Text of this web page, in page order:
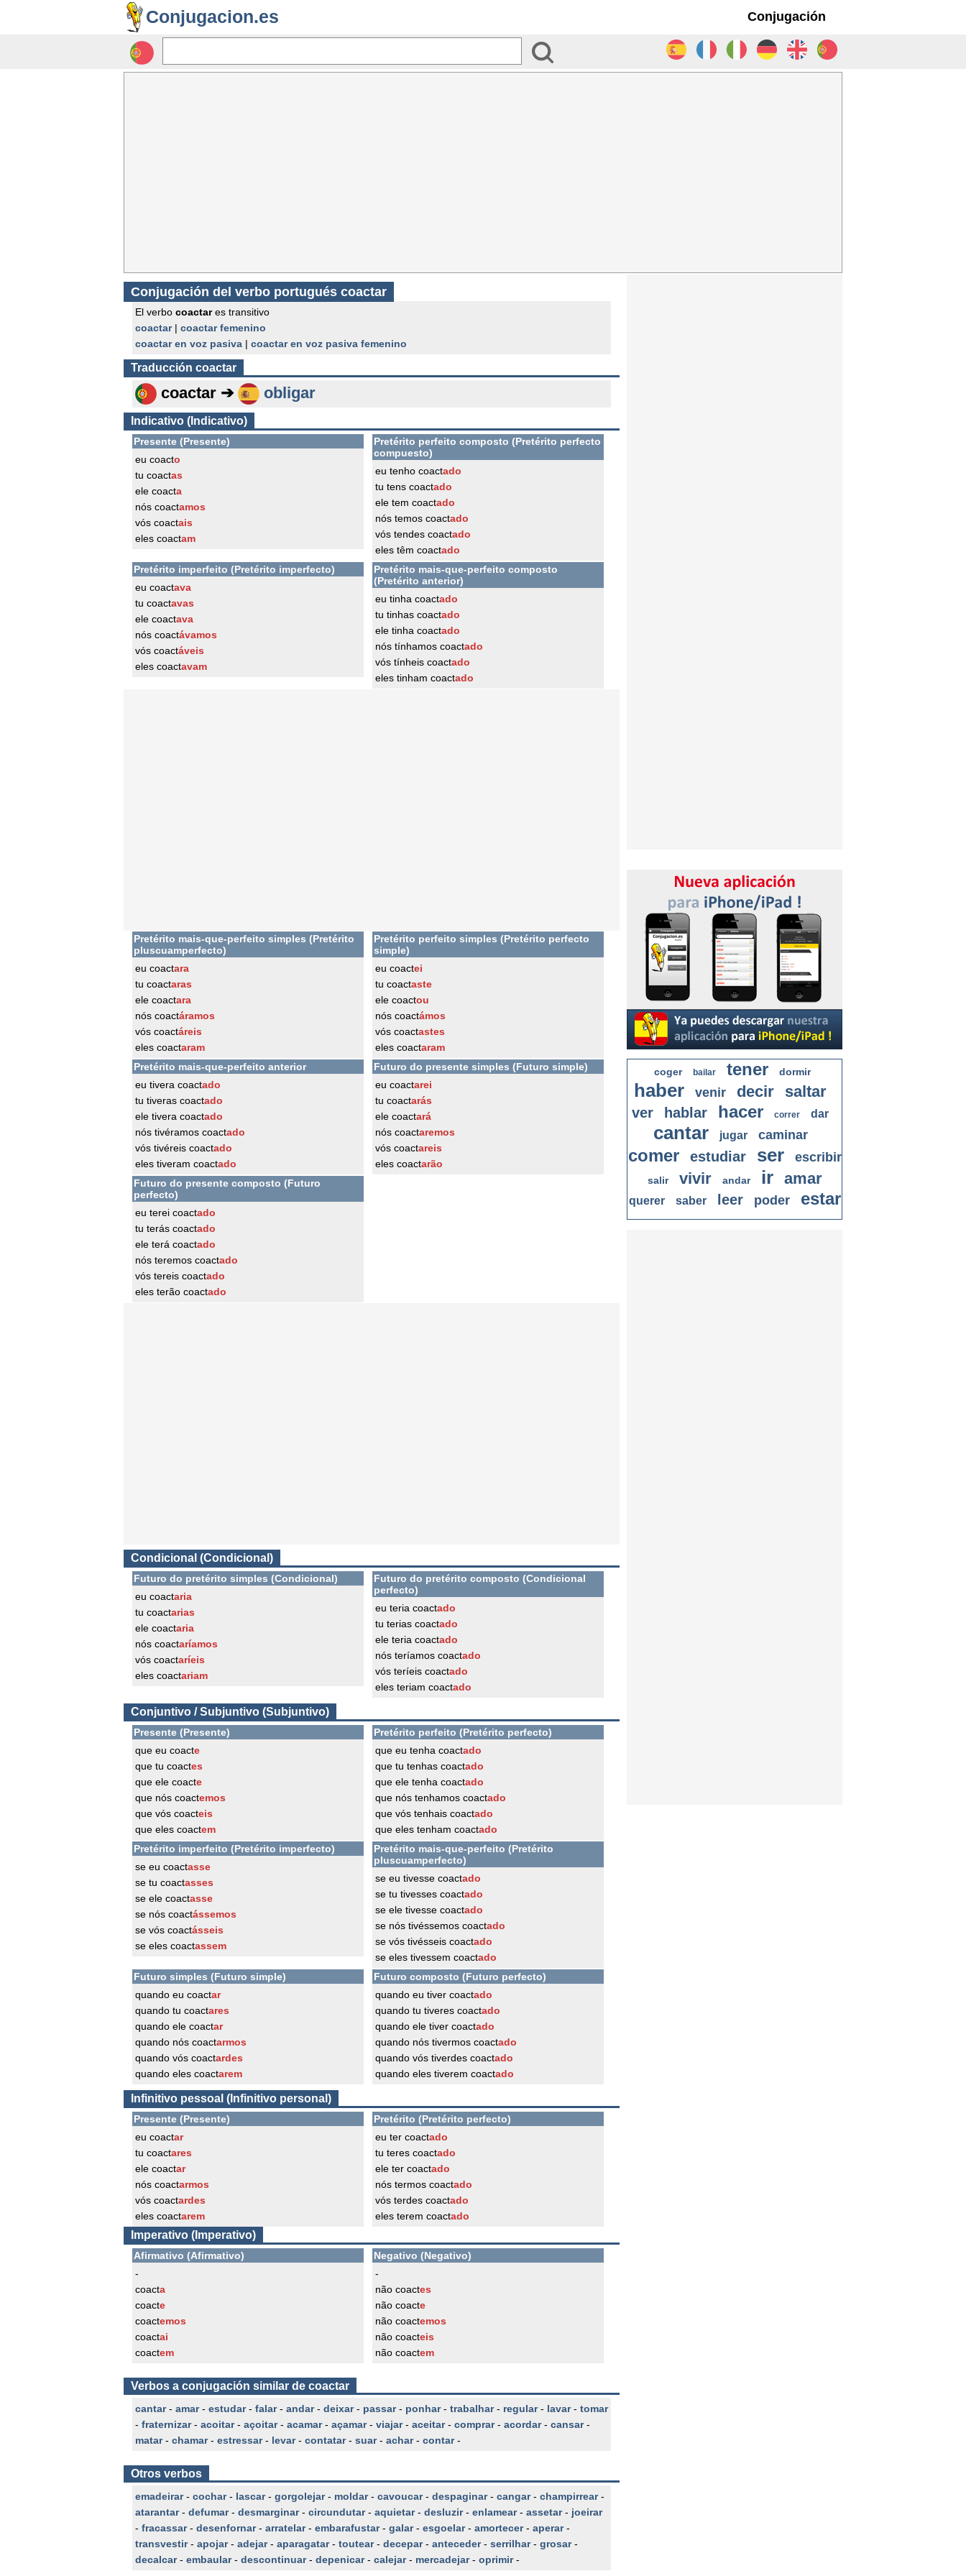
Conjugacion.es Conjugación
Conjugación del verbo portugués coactar
El verbo coactares transitivo
coactar| coactar femenino
coactar en voz pasiva | coactar en voz pasiva femenino
Traducción coactar
coactar ➔ obligar
Indicativo (Indicativo)
Presente (Presente)
eu coacto
tu coactas
ele coacta
nós coactamos
vós coactais
eles coactam
Pretérito perfeito composto (Pretérito perfecto
compuesto)
eu tenho coactado
tu tens coactado
ele tem coactado
nós temos coactado
vós tendes coactado
eles têm coactado
Pretérito imperfeito (Pretérito imperfecto)
eu coactava
tu coactavas
ele coactava
nós coactávamos
vós coactáveis
eles coactavam
Pretérito mais-que-perfeito composto
(Pretérito anterior)
eu tinha coactado
tu tinhas coactado
ele tinha coactado
nós tínhamos coactado
vós tínheis coactado
eles tinham coactado
Pretérito mais-que-perfeito simples (Pretérito
pluscuamperfecto)
eu coactara
tu coactaras
ele coactara
nós coactáramos
vós coactáreis
eles coactaram
Pretérito perfeito simples (Pretérito perfecto
simple)
eu coactei
tu coactaste
ele coactou
nós coactámos
vós coactastes
eles coactaram
Pretérito mais-que-perfeito anterior
eu tivera coactado
tu tiveras coactado
ele tivera coactado
nós tivéramos coactado
vós tivéreis coactado
eles tiveram coactado
Futuro do presente simples (Futuro simple)
eu coactarei
tu coactarás
ele coactará
nós coactaremos
vós coactareis
eles coactarão
Futuro do presente composto (Futuro
perfecto)
eu terei coactado
tu terás coactado
ele terá coactado
nós teremos coactado
vós tereis coactado
eles terão coactado
Condicional (Condicional)
Futuro do pretérito simples (Condicional)
eu coactaria
tu coactarias
ele coactaria
nós coactaríamos
vós coactaríeis
eles coactariam
Futuro do pretérito composto (Condicional
perfecto)
eu teria coactado
tu terias coactado
ele teria coactado
nós teríamos coactado
vós teríeis coactado
eles teriam coactado
Conjuntivo / Subjuntivo (Subjuntivo)
Presente (Presente)
que eu coacte
que tu coactes
que ele coacte
que nós coactemos
que vós coacteis
que eles coactem
Pretérito perfeito (Pretérito perfecto)
que eu tenha coactado
que tu tenhas coactado
que ele tenha coactado
que nós tenhamos coactado
que vós tenhais coactado
que eles tenham coactado
Pretérito imperfeito (Pretérito imperfecto)
se eu coactasse
se tu coactasses
se ele coactasse
se nós coactássemos
se vós coactásseis
se eles coactassem
Pretérito mais-que-perfeito (Pretérito
pluscuamperfecto)
se eu tivesse coactado
se tu tivesses coactado
se ele tivesse coactado
se nós tivéssemos coactado
se vós tivésseis coactado
se eles tivessem coactado
Futuro simples (Futuro simple)
quando eu coactar
quando tu coactares
quando ele coactar
quando nós coactarmos
quando vós coactardes
quando eles coactarem
Futuro composto (Futuro perfecto)
quando eu tiver coactado
quando tu tiveres coactado
quando ele tiver coactado
quando nós tivermos coactado
quando vós tiverdes coactado
quando eles tiverem coactado
Infinitivo pessoal (Infinitivo personal)
Presente (Presente)
eu coactar
tu coactares
ele coactar
nós coactarmos
vós coactardes
eles coactarem
Pretérito (Pretérito perfecto)
eu ter coactado
tu teres coactado
ele ter coactado
nós termos coactado
vós terdes coactado
eles terem coactado
Imperativo (Imperativo)
Afirmativo (Afirmativo)
-
coacta
coacte
coactemos
coactai
coactem
Negativo (Negativo)
-
não coactes
não coacte
não coactemos
não coacteis
não coactem
Verbos a conjugación similar de coactar
cantar- amar- estudar- falar- andar- deixar- passar- ponhar- trabalhar- regular- lavar- tomar
- fraternizar- acoitar- açoitar- acamar- açamar- viajar- aceitar- comprar- acordar- cansar-
matar- chamar- estressar- levar- contatar- suar- achar- contar-
Otros verbos
emadeirar- cochar- lascar- gorgolejar- moldar- cavoucar- despaginar- cangar- champirrear-
atarantar- defumar- desmarginar- circundutar- aquietar- desluzir- enlamear- assetar- joeirar
- fracassar- desenfornar- arratelar- embarafustar- galar- esgoelar- amortecer- aperar-
transvestir- apojar- adejar- aparagatar- toutear- decepar- anteceder- serrilhar- grosar-
decalcar- embaular- descontinuar- depenicar- calejar- mercadejar- oprimir-
coger bailar tener dormir
haber venir decir saltar
ver hablar hacer correr dar
cantar jugar caminar
comer estudiar ser escribir
salir vivir andar ir amar
querer saber leer poder estar